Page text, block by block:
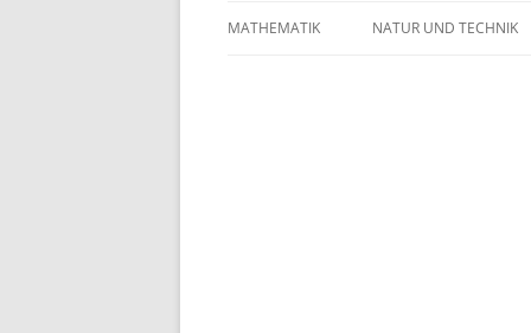
MATHEMATIK NATUR UND TECHNIK